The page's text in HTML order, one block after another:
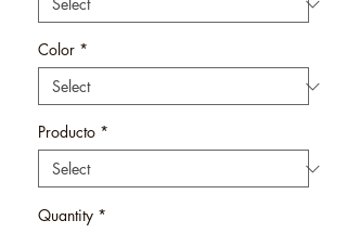
Color *
Producto *
Quantity *